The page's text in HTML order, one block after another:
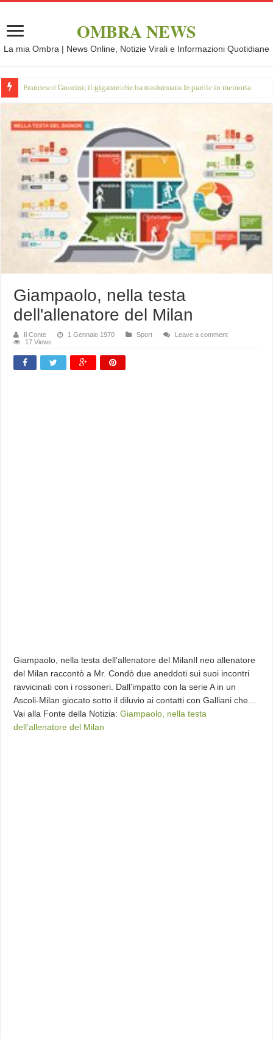
OMBRA NEWS
La mia Ombra | News Online, Notizie Virali e Informazioni Quotidiane
Francesco Guccini, il gigante che ha trasformato le parole in memoria
Giampaolo, nella testa
dell'allenatore del Milan
Il Conte 1 Gennaio 1970 Sport
Leave a comment
17 Views
Giampaolo, nella testa dell’allenatore del MilanIl neo allenatore
del Milan raccontò a Mr. Condò due aneddoti sui suoi incontri
ravvicinati con i rossoneri. Dall’impatto con la serie A in un
Ascoli-Milan giocato sotto il diluvio ai contatti con Galliani che…
Vai alla Fonte della Notizia:Giampaolo, nella testa
dell’allenatore del Milan